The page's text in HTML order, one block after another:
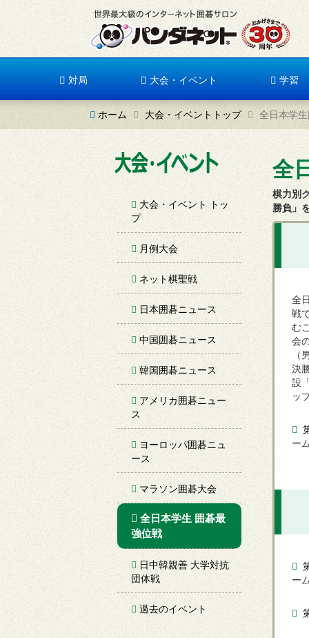
対局 大会・イベント 学習
ホーム 大会・イベントトップ 全日本学
大会・イベント トッ
プ
月例大会
ネット棋聖戦
日本囲碁ニュース
中国囲碁ニュース
韓国囲碁ニュース
アメリカ囲碁ニュー
ス
ヨーロッパ囲碁ニュ
ース
マラソン囲碁大会
全日本学生 囲碁最
強位戦
日中韓親善 大学対抗
団体戦
過去のイベント
全
棋力別
勝負」
全
戦
む
会
決
設
ッ
ー
ー